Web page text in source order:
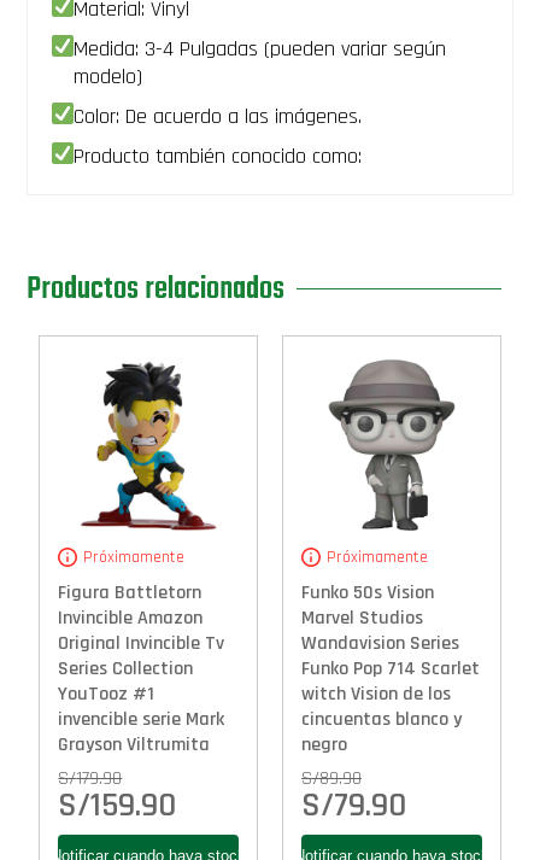
Kara
Zorel
DCstudios
perro
cachorro
Pelicula
mañana
Woman
Tomorrow
Material: Vinyl
Medida: 3-4 Pulgadas (pueden variar según
modelo)
Color: De acuerdo a las imágenes.
Producto también conocido como:
Productos relacionados
Próximamente
Figura Battletorn
Invincible Amazon
Original Invincible Tv
Series Collection
YouTooz #1
invencible serie Mark
Grayson Viltrumita
S/179.90
S/159.90
Próximamente
Funko 50s Vision
Marvel Studios
Wandavision Series
Funko Pop 714 Scarlet
witch Vision de los
cincuentas blanco y
negro
S/89.90
S/79.90